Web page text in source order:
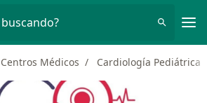
Centros Médicos Cardiología Pediátrica